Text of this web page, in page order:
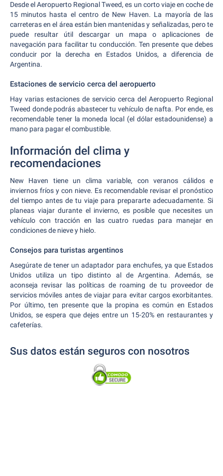
Desde el Aeropuerto Regional Tweed, es un corto viaje en coche de
15 minutos hasta el centro de New Haven. La mayoría de las
carreteras en el área están bien mantenidas y señalizadas, pero te
puede resultar útil descargar un mapa o aplicaciones de
navegación para facilitar tu conducción. Ten presente que debes
conducir por la derecha en Estados Unidos, a diferencia de
Argentina.
Estaciones de servicio cerca del aeropuerto
Hay varias estaciones de servicio cerca del Aeropuerto Regional
Tweed donde podrás abastecer tu vehículo de nafta. Por ende, es
recomendable tener la moneda local (el dólar estadounidense) a
mano para pagar el combustible.
Información del clima y
recomendaciones
New Haven tiene un clima variable, con veranos cálidos e
inviernos fríos y con nieve. Es recomendable revisar el pronóstico
del tiempo antes de tu viaje para prepararte adecuadamente. Si
planeas viajar durante el invierno, es posible que necesites un
vehículo con tracción en las cuatro ruedas para manejar en
condiciones de nieve y hielo.
Consejos para turistas argentinos
Asegúrate de tener un adaptador para enchufes, ya que Estados
Unidos utiliza un tipo distinto al de Argentina. Además, se
aconseja revisar las políticas de roaming de tu proveedor de
servicios móviles antes de viajar para evitar cargos exorbitantes.
Por último, ten presente que la propina es común en Estados
Unidos, se espera que dejes entre un 15-20% en restaurantes y
cafeterías.
Sus datos están seguros con nosotros